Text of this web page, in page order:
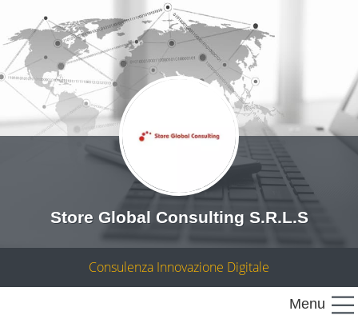
Store Global Consulting S.R.L.S
Consulenza Innovazione Digitale
Menu